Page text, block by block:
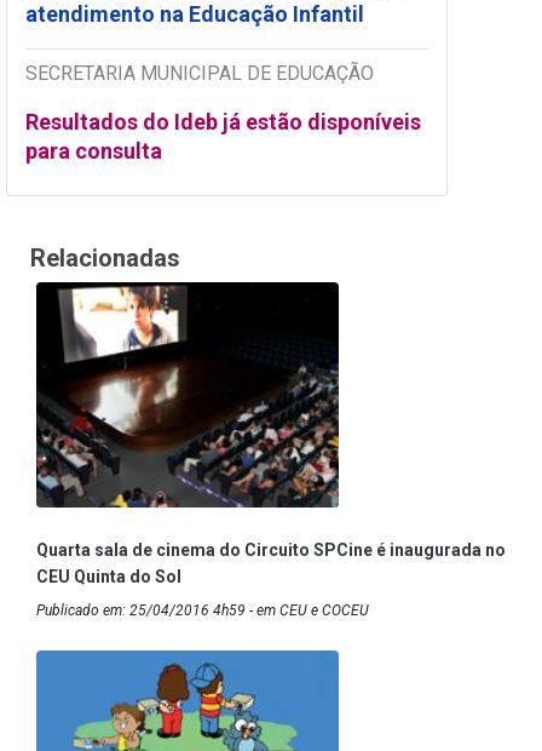
atendimento na Educação Infantil
SECRETARIA MUNICIPAL DE EDUCAÇÃO
Resultados do Ideb já estão disponíveis
para consulta
Relacionadas
Quarta sala de cinema do Circuito SPCine é inaugurada no
CEU Quinta do Sol
Publicado em: 25/04/2016 4h59 - em CEU e COCEU